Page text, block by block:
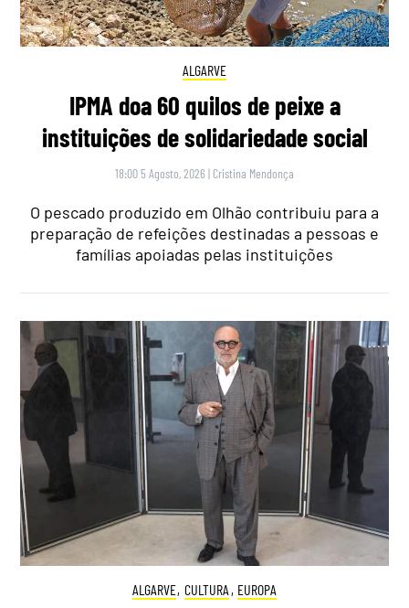
ALGARVE
IPMA doa 60 quilos de peixe a
instituições de solidariedade social
18:00 5 Agosto, 2026 | Cristina Mendonça
O pescado produzido em Olhão contribuiu para a
preparação de refeições destinadas a pessoas e
famílias apoiadas pelas instituições
ALGARVE, CULTURA , EUROPA